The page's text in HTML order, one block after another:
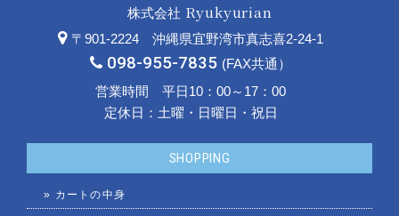
株式会社 Ryukyurian
〒901-2224 沖縄県宜野湾市真志喜2-24-1
098-955-7835 (FAX共通）
営業時間 平日10：00～17：00
定休日：土曜・日曜日・祝日
SHOPPING
» カートの中身